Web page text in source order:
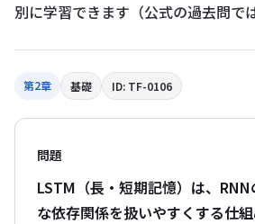
別に学習できます（公式の過去問で
第2章 基礎 ID: TF-0106
問題
LSTM（長・短期記憶）は、
な依存関係を扱いやすくする仕組